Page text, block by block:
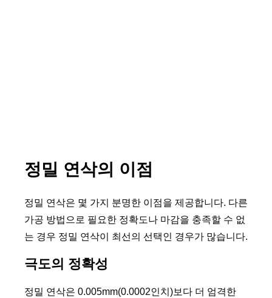
정밀 연삭의 이점
정밀 연삭은 몇 가지 분명한 이점을 제공합니다. 다른
가공 방법으로 필요한 정확도나 마감을 충족할 수 없
는 경우 정밀 연삭이 최선의 선택인 경우가 많습니다.
극도의 정확성
정밀 연삭은 0.005mm(0.0002인치)보다 더 엄격한